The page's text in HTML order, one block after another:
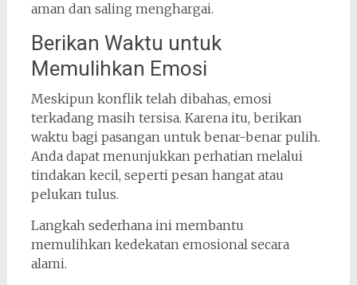
aman dan saling menghargai.
Berikan Waktu untuk
Memulihkan Emosi
Meskipun konflik telah dibahas, emosi
terkadang masih tersisa. Karena itu, berikan
waktu bagi pasangan untuk benar-benar pulih.
Anda dapat menunjukkan perhatian melalui
tindakan kecil, seperti pesan hangat atau
pelukan tulus.
Langkah sederhana ini membantu
memulihkan kedekatan emosional secara
alami.